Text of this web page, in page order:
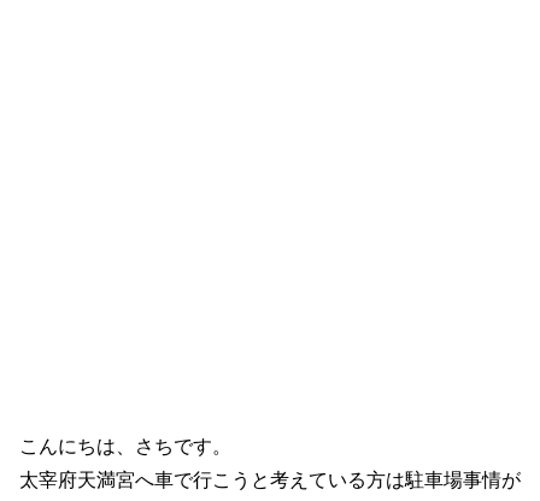
こんにちは、さちです。
太宰府天満宮へ車で行こうと考えている方は駐車場事情が